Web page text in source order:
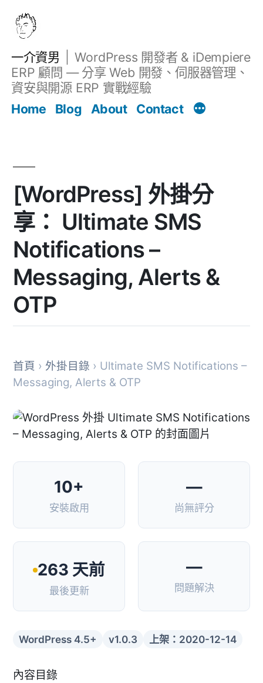
一介資男
WordPress 開發者 & iDempiere
ERP 顧問 — 分享 Web 開發、伺服器管理、
資安與開源 ERP 實戰經驗
Home
Blog About Contact
[WordPress] 外掛分
享： Ultimate SMS
Notifications –
Messaging, Alerts &
OTP
首頁 › 外掛目錄 › Ultimate SMS Notifications –
Messaging, Alerts & OTP
10+
安裝啟用
—
尚無評分
263 天前
最後更新
—
問題解決
WordPress 4.5+ v1.0.3 上架：2020-12-14
內容目錄
文章 Filter